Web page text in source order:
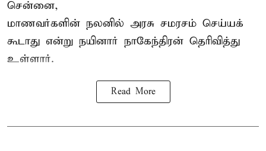
சென்னை,
மாணவர்களின் நலனில் அரசு சமரசம் செய்யக்
கூடாது என்று நயினார் நாகேந்திரன் தெரிவித்து
உள்ளார்.
Read More